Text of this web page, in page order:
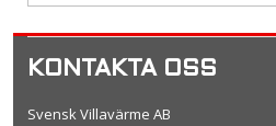
KONTAKTA OSS
Svensk Villavärme AB